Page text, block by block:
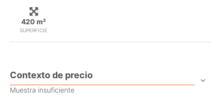
SUPERFICIE
420 m²
Contexto de precio
Muestra insuficiente